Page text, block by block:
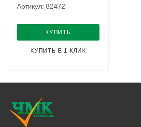
Артикул: 82472
КУПИТЬ
КУПИТЬ В 1 КЛИК